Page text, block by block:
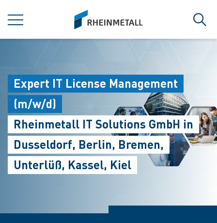
MENU
siteLogo
Expert IT License Management
(m/w/d)
Rheinmetall IT Solutions GmbH in
Dusseldorf, Berlin, Bremen,
Unterlüß, Kassel, Kiel